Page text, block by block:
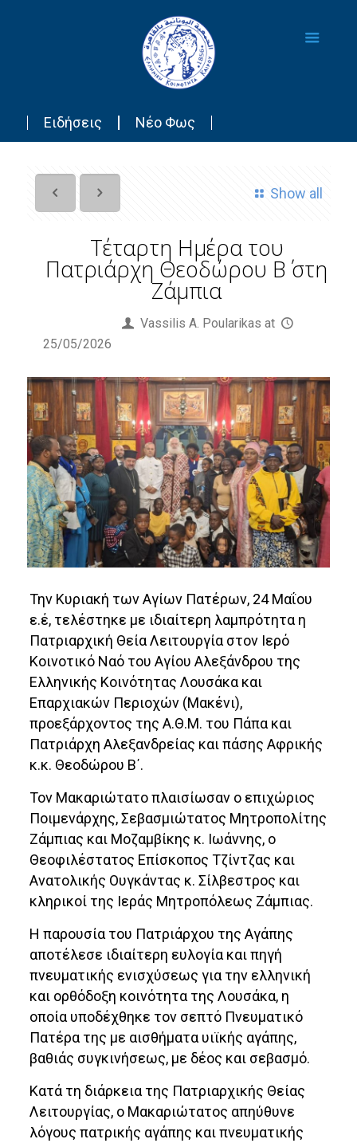
Ειδήσεις Νέο Φως
Show all
Τέταρτη Ημέρα του
Πατριάρχη Θεοδώρου Β΄ στη
Ζάμπια
Vassilis Α. Poularikas at
25/05/2026
Την Κυριακή των Αγίων Πατέρων, 24 Μαΐου
ε.έ, τελέστηκε με ιδιαίτερη λαμπρότητα η
Πατριαρχική Θεία Λειτουργία στον Ιερό
Κοινοτικό Ναό του Αγίου Αλεξάνδρου της
Ελληνικής Κοινότητας Λουσάκα και
Επαρχιακών Περιοχών (Μακένι),
προεξάρχοντος της Α.Θ.Μ. του Πάπα και
Πατριάρχη Αλεξανδρείας και πάσης Αφρικής
κ.κ. Θεοδώρου Β΄.
Τον Μακαριώτατο πλαισίωσαν ο επιχώριος
Ποιμενάρχης, Σεβασμιώτατος Μητροπολίτης
Ζάμπιας και Μοζαμβίκης κ. Ιωάννης, ο
Θεοφιλέστατος Επίσκοπος Τζίντζας και
Ανατολικής Ουγκάντας κ. Σίλβεστρος και
κληρικοί της Ιεράς Μητροπόλεως Ζάμπιας.
Η παρουσία του Πατριάρχου της Αγάπης
αποτέλεσε ιδιαίτερη ευλογία και πηγή
πνευματικής ενισχύσεως για την ελληνική
και ορθόδοξη κοινότητα της Λουσάκα, η
οποία υποδέχθηκε τον σεπτό Πνευματικό
Πατέρα της με αισθήματα υιϊκής αγάπης,
βαθιάς συγκινήσεως, με δέος και σεβασμό.
Κατά τη διάρκεια της Πατριαρχικής Θείας
Λειτουργίας, ο Μακαριώτατος απηύθυνε
λόγους πατρικής αγάπης και πνευματικής